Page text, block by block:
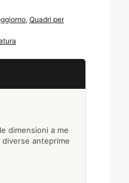
, Quadri per
dimensioni a me
anteprime